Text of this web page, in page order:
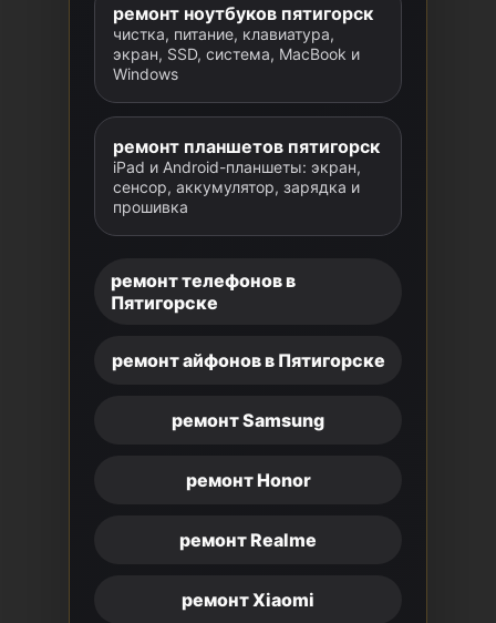
ремонт ноутбуков пятигорск
чистка, питание, клавиатура,
экран, SSD, система, MacBook и
Windows
ремонт планшетов пятигорск
iPad и Android-планшеты: экран,
сенсор, аккумулятор, зарядка и
прошивка
ремонт телефонов в
Пятигорске
ремонт айфонов в Пятигорске
ремонт Samsung
ремонт Honor
ремонт Realme
ремонт Xiaomi